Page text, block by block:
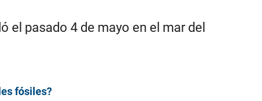
el pasado 4 de mayo en el mar del
fósiles?